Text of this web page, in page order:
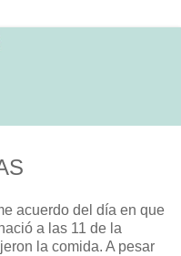
acuerdo del día en que
a las 11 de la
la comida. A pesar